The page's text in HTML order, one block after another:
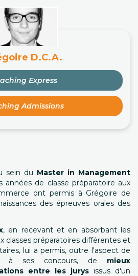
D.C.A.
Express
Admissions
sein du Master in Management
années de classe préparatoire aux
ont permis à Grégoire de
des épreuves orales des
, en recevant et en absorbant les
classes préparatoires différentes et
lui a permis, outre l'aspect de
à ses concours, de mieux
entre les jurys issus d'un